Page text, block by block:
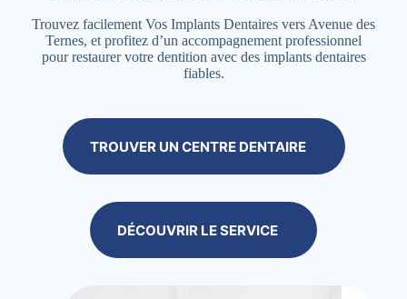
Trouvez facilement Vos Implants Dentaires vers Avenue des
Ternes, et profitez d’un accompagnement professionnel
pour restaurer votre dentition avec des implants dentaires
fiables.
TROUVER UN CENTRE DENTAIRE
DÉCOUVRIR LE SERVICE